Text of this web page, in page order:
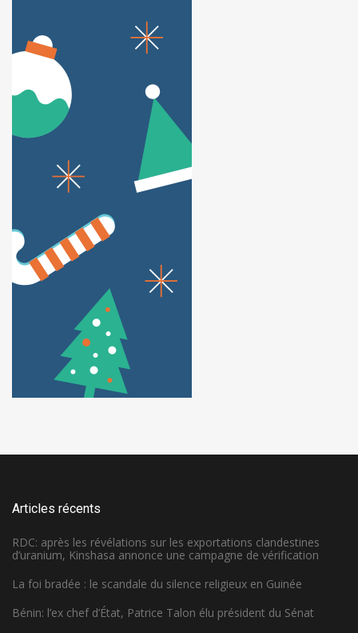
Articles récents
RDC: après les révélations sur les exportations clandestines
d’uranium, Kinshasa annonce une campagne de vérification
La foi bradée : le scandale du silence religieux en Guinée
Bénin: l’ex chef d’État, Patrice Talon élu président du Sénat